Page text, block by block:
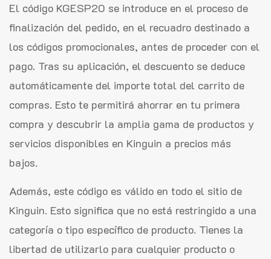
El código KGESP20 se introduce en el proceso de
finalización del pedido, en el recuadro destinado a
los códigos promocionales, antes de proceder con el
pago. Tras su aplicación, el descuento se deduce
automáticamente del importe total del carrito de
compras. Esto te permitirá ahorrar en tu primera
compra y descubrir la amplia gama de productos y
servicios disponibles en Kinguin a precios más
bajos.
Además, este código es válido en todo el sitio de
Kinguin. Esto significa que no está restringido a una
categoría o tipo específico de producto. Tienes la
libertad de utilizarlo para cualquier producto o